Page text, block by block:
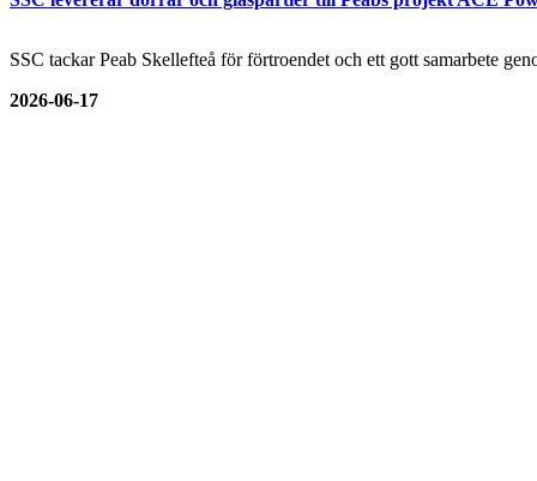
SSC tackar Peab Skellefteå för förtroendet och ett gott samarbete
2026-06-17